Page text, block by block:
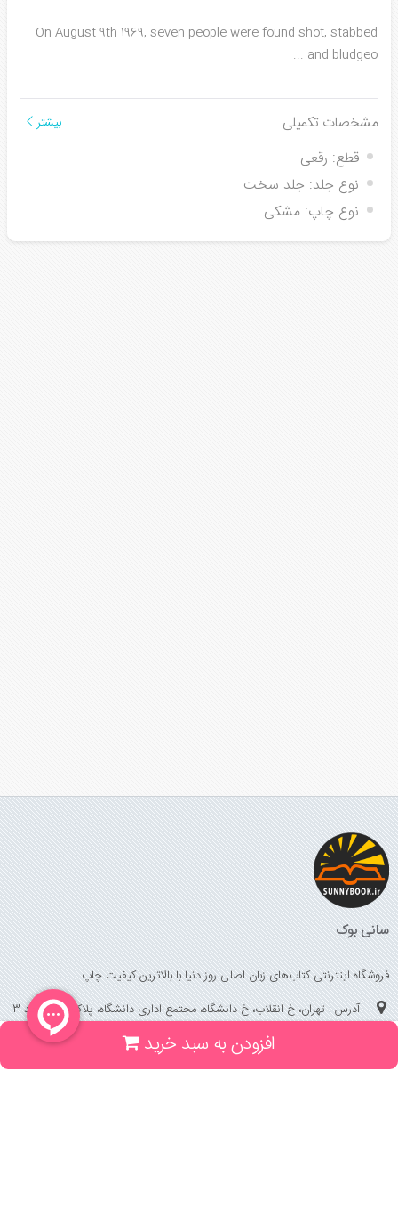
On August 9th 1969, seven people were found shot, stabbed
and bludgeo
...
مشخصات تکمیلی بیشتر
قطع: رقعی
نوع جلد: جلد سخت
نوع چاپ: مشکی
افزودن به سبد خرید
سانی بوک
فروشگاه اینترنتی کتاب‌های زبان اصلی روز دنیا با بالاترین کیفیت چاپ
آدرس : تهران، خ انقلاب، خ دانشگاه، مجتمع اداری دانشگاه، پلاک 158 واحد 3
(جهت خرید حضوری، تلفنی ، پیگیری سفارشات سایت با شماره تلفن 02166175070
تماس حاصل فرمایید)